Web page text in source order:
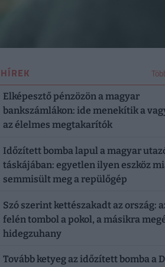
Elképesztő pénzözön a magyar
bankszámlákon: ide menekítik a
az élelmes megtakarítók
Időzített bomba lapul a magyar
táskájában: egyetlen ilyen eszköz
semmisült meg a repülőgép
Szó szerint kettészakadt az ország:
felén tombol a pokol, a másikra
hidegzuhany
Tovább ketyeg az időzített bomba a